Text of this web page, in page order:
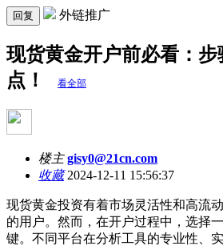
回复 外链推广
现货黄金开户前必看：
点！
看全部
楼主 gisy0@21cn.com
收藏2024-12-11 15:56:37
现货黄金投资有着市场灵活性和高流
的用户。然而，在开户过程中，选择
键。不同平台在分析工具的专业性、